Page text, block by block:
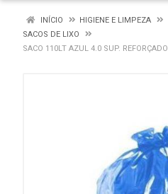
INÍCIO
HIGIENE E LIMPEZA
SACOS DE LIXO
SACO 110LT AZUL 4.0 SUP. REFORÇADO